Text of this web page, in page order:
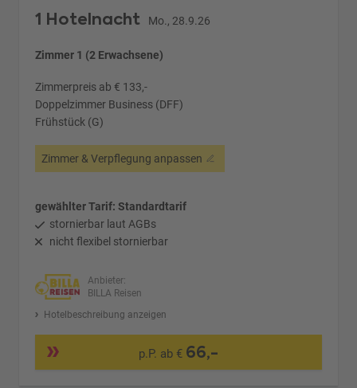
1 Hotelnacht Mo., 28.9.26
Zimmer 1 (2 Erwachsene)
Zimmerpreis ab € 133,-
Doppelzimmer Business (DFF)
Frühstück (G)
Zimmer & Verpflegung anpassen
gewählter Tarif: Standardtarif
stornierbar laut AGBs
nicht flexibel stornierbar
Anbieter:
BILLA Reisen
Hotelbeschreibung anzeigen
p.P. ab € 66,-